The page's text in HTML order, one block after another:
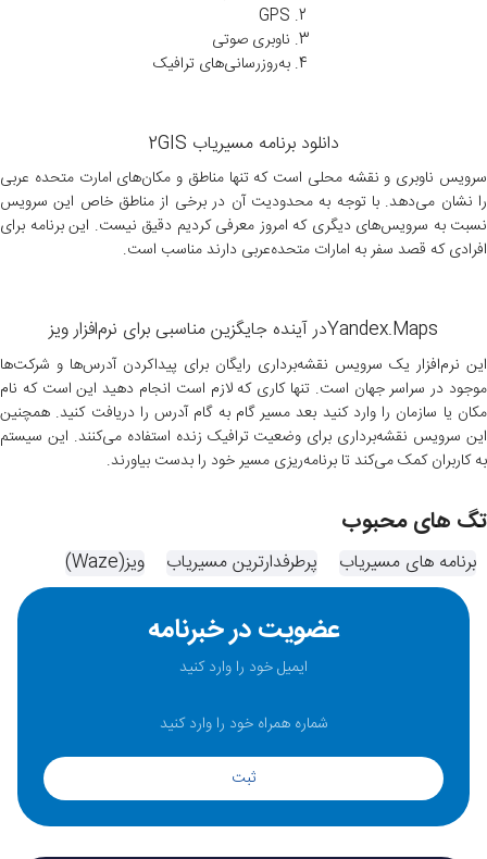
GPS
ناوبری صوتی
به‌روزرسانی‌های ترافیک
دانلود برنامه مسیریاب 2GIS
سرویس ناوبری و نقشه محلی است که تنها مناطق و مکان‌های امارت متحده عربی
را نشان می‌دهد. با توجه به محدودیت آن در برخی از مناطق خاص این سرویس
نسبت به سرویس‌های دیگری که امروز معرفی کردیم دقیق نیست. این برنامه برای
افرادی که قصد سفر به امارات متحده‌عربی دارند مناسب است.
Yandex.Mapsدر آینده جایگزین مناسبی برای نرم‌افزار ویز
این نرم‌افزار یک سرویس نقشه‌برداری رایگان برای پیداکردن آدرس‌ها و شرکت‌ها
موجود در سراسر جهان است. تنها کاری که لازم است انجام دهید این است که نام
مکان یا سازمان را وارد کنید بعد مسیر گام به گام آدرس را دریافت کنید. همچنین
این سرویس نقشه‌برداری برای وضعیت ترافیک زنده استفاده می‌کنند. این سیستم
به کاربران کمک می‌کند تا برنامه‌ریزی مسیر خود را بدست بیاورند.
تگ های محبوب
برنامه های مسیریاب پرطرفدارترین مسیریاب‌ ویز(Waze)
عضویت در خبرنامه
ثبت